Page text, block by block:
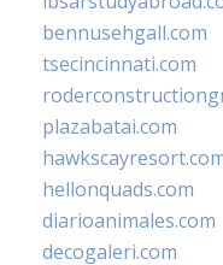
bennusehgall.com
tsecincinnati.com
plazabatai.com
hellonquads.com
diarioanimales.com
decogaleri.com